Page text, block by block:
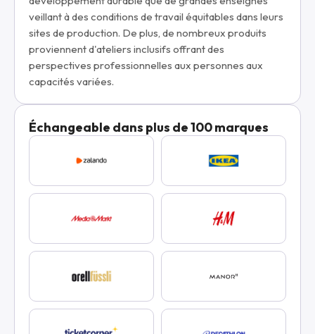
veillant à des conditions de travail équitables dans leurs
sites de production. De plus, de nombreux produits
proviennent d'ateliers inclusifs offrant des
perspectives professionnelles aux personnes aux
capacités variées.
Échangeable dans plus de 100 marques